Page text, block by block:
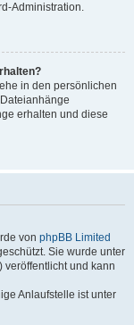
Administration.
in den persönlichen
erhalten und diese
von phpBB Limited
Sie wurde unter
veröffentlicht und kann
Anlaufstelle ist unter